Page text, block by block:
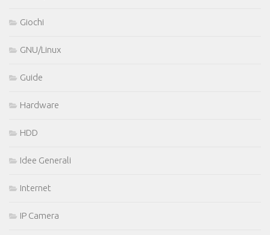
Giochi
GNU/Linux
Guide
Hardware
HDD
Idee Generali
Internet
IP Camera